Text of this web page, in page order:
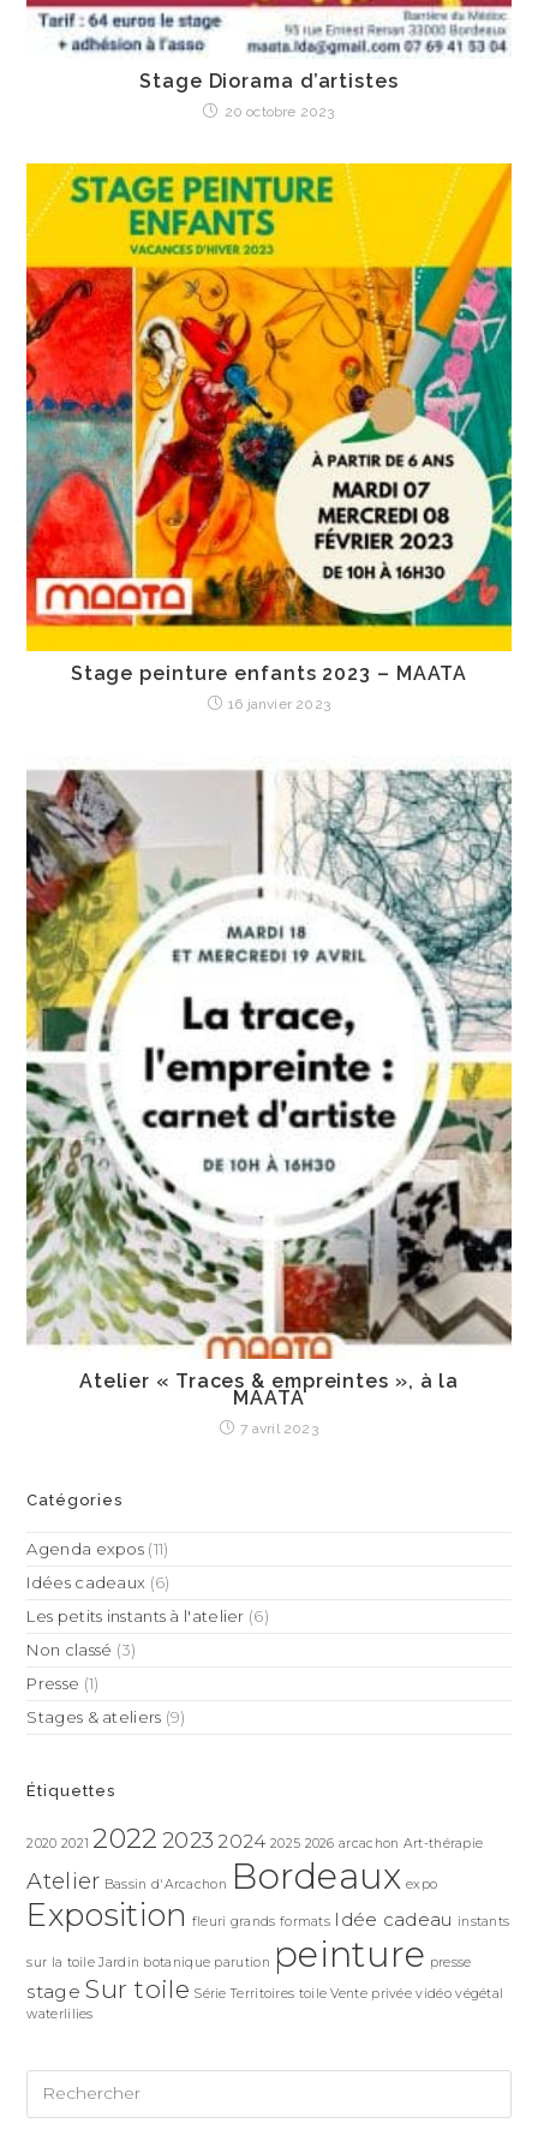
Stage Diorama d’artistes
20 octobre 2023
Stage peinture enfants 2023 – MAATA
16 janvier 2023
Atelier « Traces & empreintes », à la
MAATA
7 avril 2023
Catégories
Agenda expos (11)
Idées cadeaux (6)
Les petits instants à l'atelier (6)
Non classé (3)
Presse (1)
Stages & ateliers (9)
Étiquettes
2020 2021 2022 2023 2024 2025 2026 arcachon Art-thérapie
Atelier Bassin d'Arcachon Bordeaux expo
Exposition fleuri grands formats Idée cadeau instants
sur la toile Jardin botanique parution peinture presse
stage Sur toile Série Territoires toile Vente privée vidéo végétal
waterlilies
to